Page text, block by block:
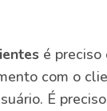
é preciso
com o
É